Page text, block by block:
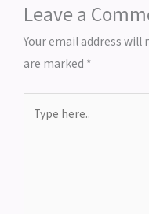
Leave a
Your email address will
are marked *
here..